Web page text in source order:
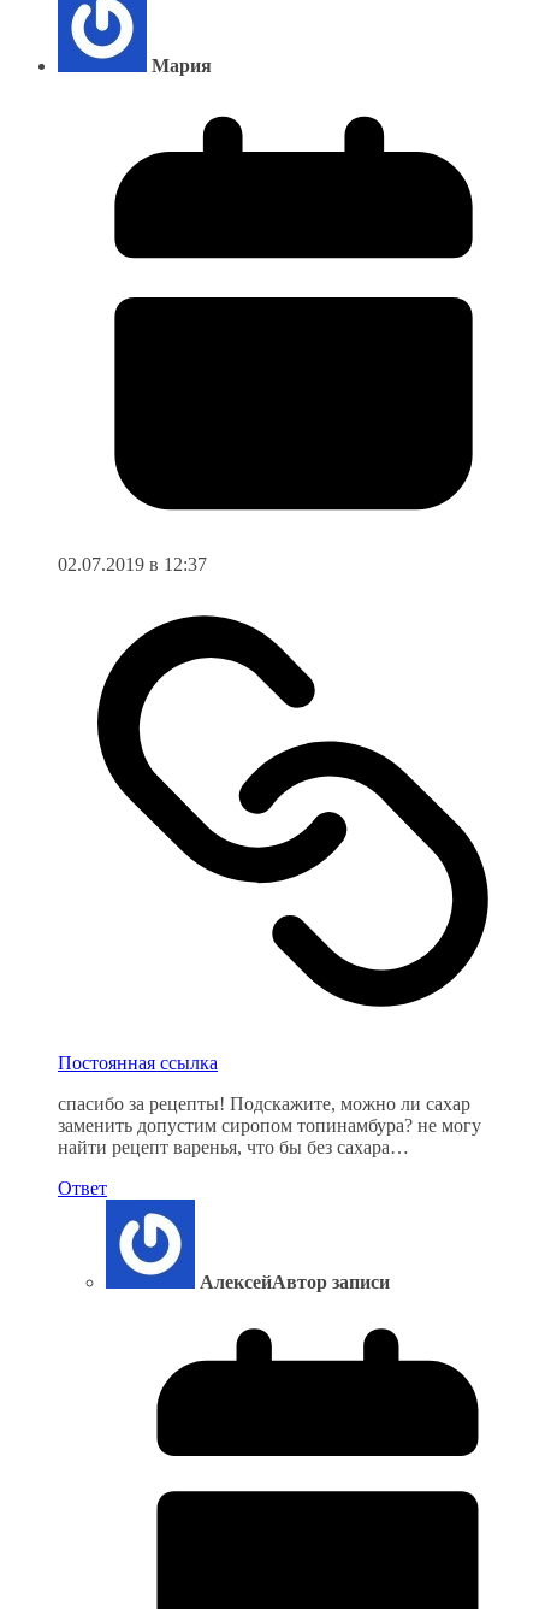
Мария
02.07.2019 в 12:37
Постоянная ссылка
спасибо за рецепты! Подскажите, можно ли сахар
заменить допустим сиропом топинамбура? не могу
найти рецепт варенья, что бы без сахара…
Ответ
АлексейАвтор записи